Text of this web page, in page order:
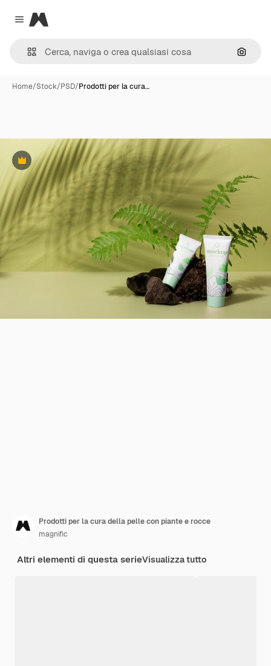
Close menu
Magnific
Cerca
Home/Stock/PSD/Prodotti per la cura…
Premium
Prodotti per la cura della pelle con piante e rocce
magnific
Altri elementi di questa serieVisualizza tutto